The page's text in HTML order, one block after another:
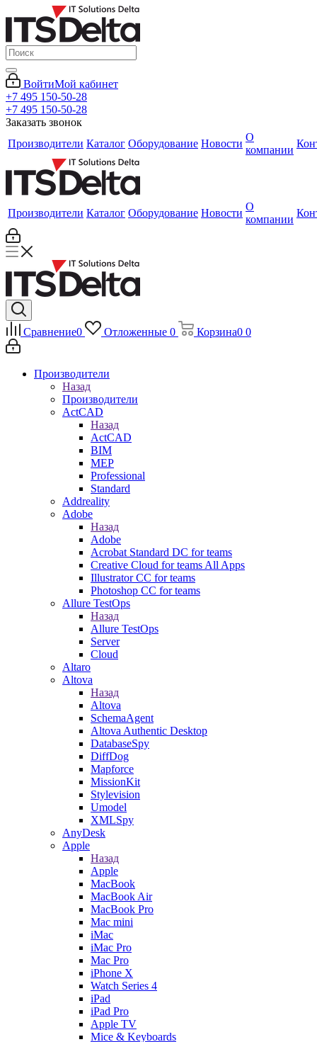
ВойтиМой кабинет
+7 495 150-50-28
+7 495 150-50-28
Заказать звонок
Производители Каталог Оборудование Новости
О
компании
Производители Каталог Оборудование Новости
О
компании
Сравнение0 Отложенные 0 Корзина0 0
Производители
Назад
Производители
ActCAD
Назад
ActCAD
BIM
MEP
Professional
Standard
Addreality
Adobe
Назад
Adobe
Acrobat Standard DC for teams
Creative Cloud for teams All Apps
Illustrator CC for teams
Photoshop CC for teams
Allure TestOps
Назад
Allure TestOps
Server
Cloud
Altaro
Altova
Назад
Altova
SchemaAgent
Altova Authentic Desktop
DatabaseSpy
DiffDog
Mapforce
MissionKit
Stylevision
Umodel
XMLSpy
AnyDesk
Apple
Назад
Apple
MacBook
MacBook Air
MacBook Pro
Mac mini
iMac
iMac Pro
Mac Pro
iPhone X
Watch Series 4
iPad
iPad Pro
Apple TV
Mice & Keyboards